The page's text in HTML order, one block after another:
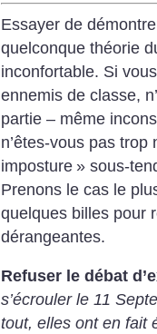
Essayer de
quelconque théorie
inconfortable. Si
ennemis de classe,
partie – même
n’êtes-vous pas
imposture » sous-
Prenons le cas le
quelques billes pour
dérangeantes.
Refuser le débat
s’écrouler le 11
tout, elles ont en fait